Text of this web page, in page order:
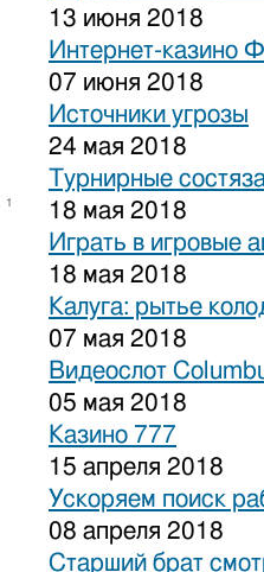
13 июня 2018
Интернет-казино
07 июня 2018
Источники угрозы
24 мая 2018
Турнирные
18 мая 2018
Играть в игровые
18 мая 2018
Калуга: рытье
07 мая 2018
Видеослот
05 мая 2018
Казино 777
15 апреля 2018
Ускоряем поиск
08 апреля 2018
Старший брат
1